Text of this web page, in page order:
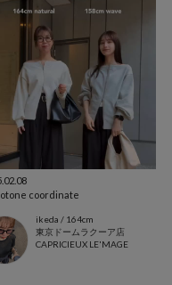
coordinate
ikeda / 164cm
東京ドームラクーア店
CAPRICIEUX LE'MAGE